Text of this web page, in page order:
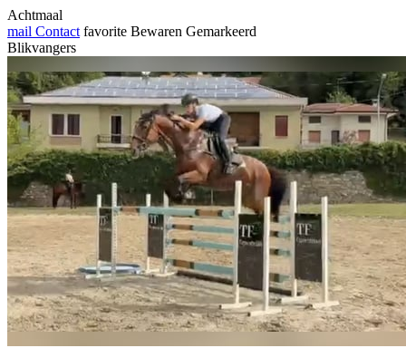
Achtmaal
mail Contact favorite Bewaren Gemarkeerd
Blikvangers